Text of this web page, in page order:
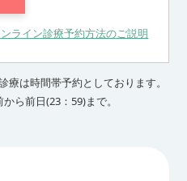
ライン診療予約方法のご説明
は時間帯予約としております。
ら前日(23：59)まで。